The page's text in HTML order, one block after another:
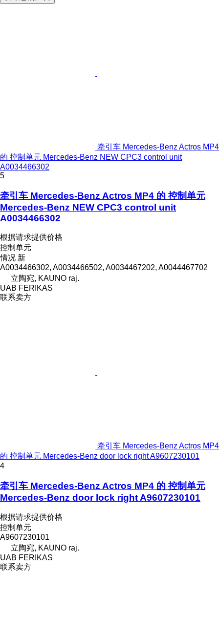
牵引车 Mercedes-Benz Actros MP4
的 控制单元 Mercedes-Benz NEW CPC3 control unit
A0034466302
5
牵引车 Mercedes-Benz Actros MP4 的 控制单元
Mercedes-Benz NEW CPC3 control unit
A0034466302
根据请求提供价格
控制单元
情况 新
A0034466302, A0034466502, A0034467202, A0044467702
立陶宛, KAUNO raj.
UAB FERIKAS
联系卖方
牵引车 Mercedes-Benz Actros MP4
的 控制单元 Mercedes-Benz door lock right A9607230101
4
牵引车 Mercedes-Benz Actros MP4 的 控制单元
Mercedes-Benz door lock right A9607230101
根据请求提供价格
控制单元
A9607230101
立陶宛, KAUNO raj.
UAB FERIKAS
联系卖方